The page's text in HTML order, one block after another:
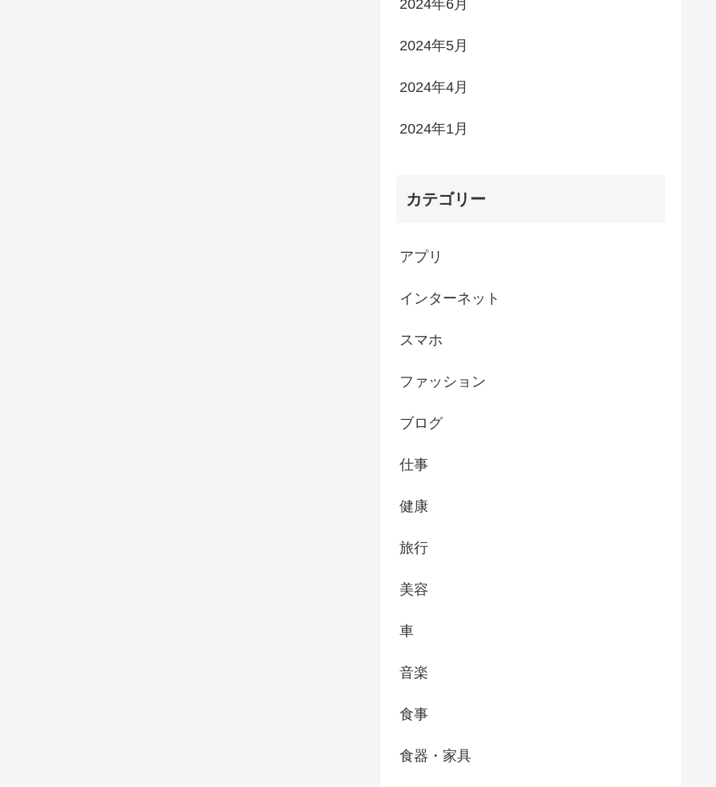
2024年6月
2024年5月
2024年4月
2024年1月
カテゴリー
アプリ
インターネット
スマホ
ファッション
ブログ
仕事
健康
旅行
美容
車
音楽
食事
食器・家具